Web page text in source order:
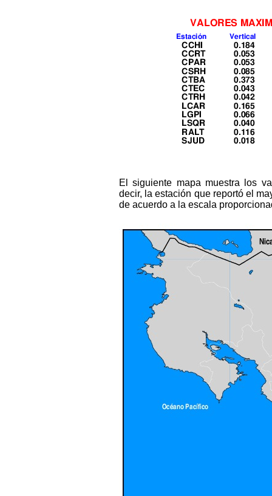
El siguiente mapa muestra los
decir, la estación que reportó el
de acuerdo a la escala